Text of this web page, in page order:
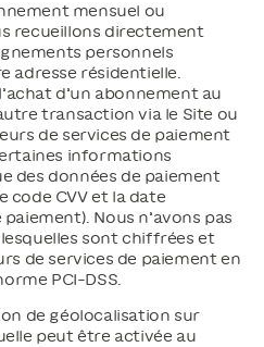
mensuel ou
recueillons directement
personnels
adresse résidentielle.
d’un abonnement au
transaction via le Site ou
de services de paiement
informations
des données de paiement
code CVV et la date
Nous n’avons pas
sont chiffrées et
de services de paiement en
PCI-DSS.
de géolocalisation sur
peut être activée au